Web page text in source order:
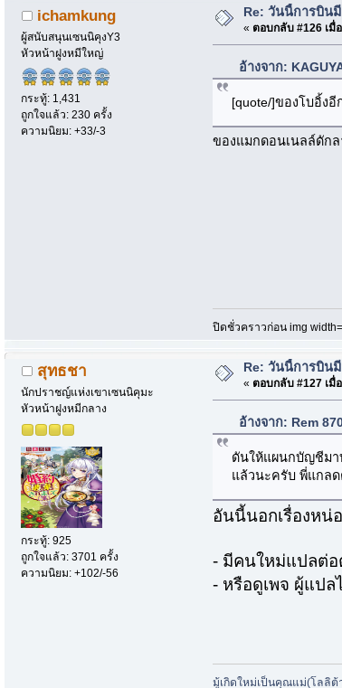
ichamkung
ผู้สนับสนุนเซนนิคุงY3
หัวหน้าฝูงหมีใหญ่
กระทู้: 1,431
ถูกใจแล้ว: 230 ครั้ง
ความนิยม: +33/-3
Re: วันนี้การบิน
« ตอบกลับ #126 เมื่
อ้างจาก:
[quote/]ของโบอิ้ง
ของแมกดอนเนลล์ดัก
ปิดชั่วคราวก่อน img
สุทธชา
นักปราชญ์แห่งเขาเซนนิคุมะ
หัวหน้าฝูงหมีกลาง
กระทู้: 925
ถูกใจแล้ว: 3701 ครั้ง
ความนิยม: +102/-56
Re: วันนี้การบิน
« ตอบกลับ #127 เมื่
อ้างจาก: Rem
ดันให้แผนกบัญชีมา
แล้วนะครับ พี่แกล
อันนี้นอกเรื่องหน่
- มีคนใหม่แปลต่อ
- หรือดูเพจ ผู้แปล
มู้เกิดใหม่เป็นคุณแม่(โลลิต้